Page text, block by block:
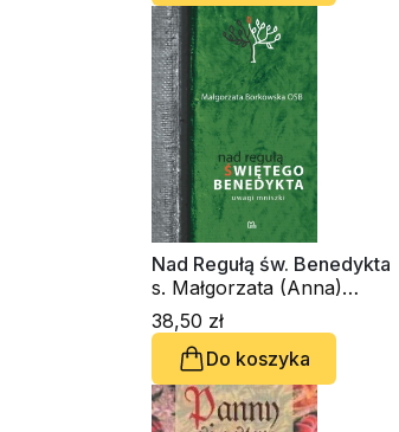
Nad Regułą św. Benedykta
s. Małgorzata (Anna)
Borkowska OSB
38,50 zł
Do koszyka